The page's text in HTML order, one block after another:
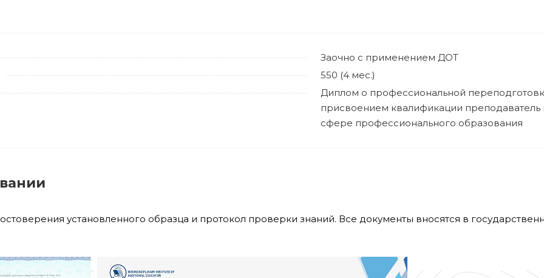
Заочно с применением ДОТ
550 (4 мес.)
Диплом о профессиональной
присвоением квалификации преподаватель
сфере профессионального образования
установленного образца и протокол проверки знаний. Все документы вносятся в